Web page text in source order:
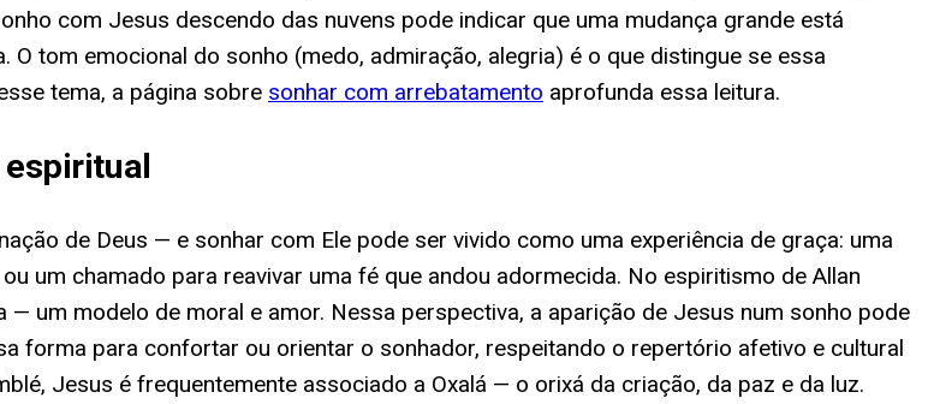
com Jesus descendo das nuvens pode indicar que uma mudança grande está
tom emocional do sonho (medo, admiração, alegria) é o que distingue se essa
tema, a página sobre sonhar com arrebatamento aprofunda essa leitura.
espiritual
de Deus — e sonhar com Ele pode ser vivido como uma experiência de graça: uma
um chamado para reavivar uma fé que andou adormecida. No espiritismo de Allan
um modelo de moral e amor. Nessa perspectiva, a aparição de Jesus num sonho pode
forma para confortar ou orientar o sonhador, respeitando o repertório afetivo e cultural
Jesus é frequentemente associado a Oxalá — o orixá da criação, da paz e da luz.